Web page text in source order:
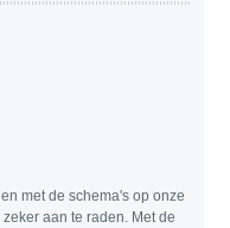
met de schema's op onze
aan te raden. Met de